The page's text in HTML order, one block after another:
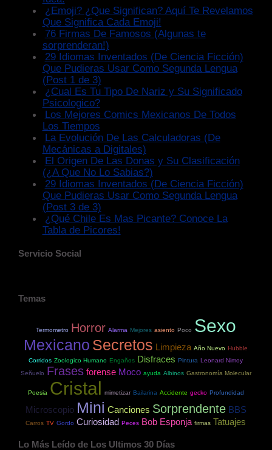
¿Emoji? ¿Que Significan? Aquí Te Revelamos
Que Significa Cada Emoji!
76 Firmas De Famosos (Algunas te
sorprenderan!)
29 Idiomas Inventados (De Ciencia Ficción)
Que Pudieras Usar Como Segunda Lengua
(Post 1 de 3)
¿Cual Es Tu Tipo De Nariz y Su Significado
Psicologico?
Los Mejores Comics Mexicanos De Todos
Los Tiempos
La Evolución De Las Calculadoras (De
Mecánicas a Digitales)
El Origen De Las Donas y Su Clasificación
(¿A Que No Lo Sabias?)
29 Idiomas Inventados (De Ciencia Ficción)
Que Pudieras Usar Como Segunda Lengua
(Post 3 de 3)
¿Qué Chile Es Mas Picante? Conoce La
Tabla de Picores!
Servicio Social
Temas
Termometro Horror Alarma Mejores asiento Poco Sexo
Mexicano Secretos Limpieza Año Nuevo Hubble
Corridos Zoologico Humano Engaños Disfraces Pintura Leonard Nimoy
Señuelo Frases forense Moco ayuda Albinos Gastronomía Molecular
Poesia Cristal mimetizar Bailarina Accidente gecko Profundidad
Microscopio Mini Canciones Sorprendente BBS
Carros TV Gordo Curiosidad Peces Bob Esponja firmas Tatuajes
Lo Más Leído de Los Ultimos 30 Días